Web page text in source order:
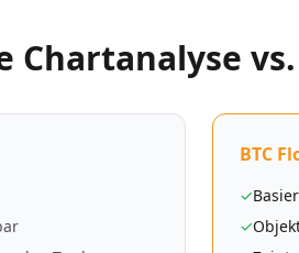
Chartanalyse
BTC
✓
✓